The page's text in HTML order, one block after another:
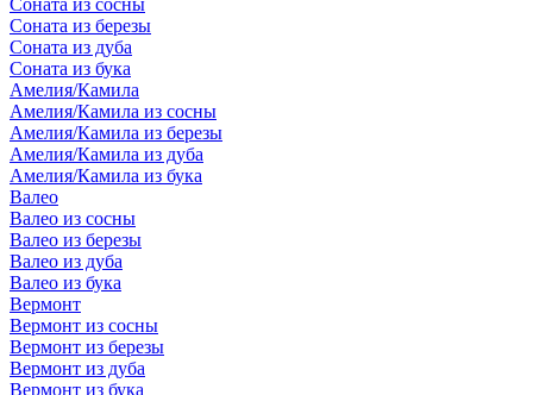
Соната из сосны
Соната из березы
Соната из дуба
Соната из бука
Амелия/Камила
Амелия/Камила из сосны
Амелия/Камила из березы
Амелия/Камила из дуба
Амелия/Камила из бука
Валео
Валео из сосны
Валео из березы
Валео из дуба
Валео из бука
Вермонт
Вермонт из сосны
Вермонт из березы
Вермонт из дуба
Вермонт из бука